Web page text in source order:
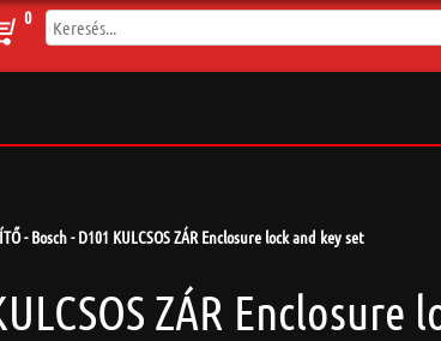
0
- Bosch - D101 KULCSOS ZÁR Enclosure lock and key set
ZÁR Enclosure